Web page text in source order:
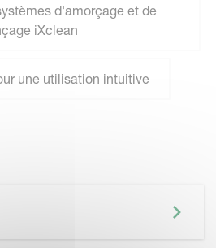
d'amorçage et de
iXclean
une utilisation intuitive